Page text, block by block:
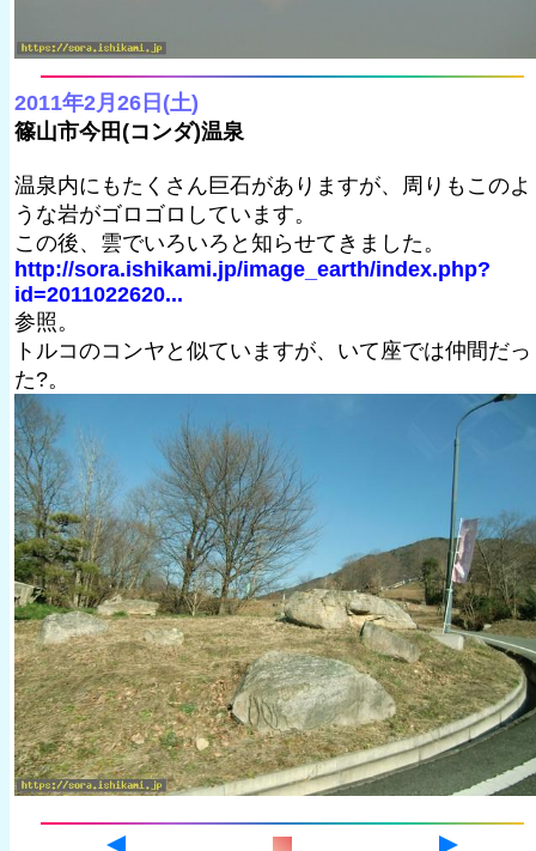
2011年2月26日(土)
篠山市今田(コンダ)温泉
温泉内にもたくさん巨石がありますが、周りもこのよ
うな岩がゴロゴロしています。
この後、雲でいろいろと知らせてきました。
http://sora.ishikami.jp/image_earth/index.php?
id=2011022620...
参照。
トルコのコンヤと似ていますが、いて座では仲間だっ
た?。